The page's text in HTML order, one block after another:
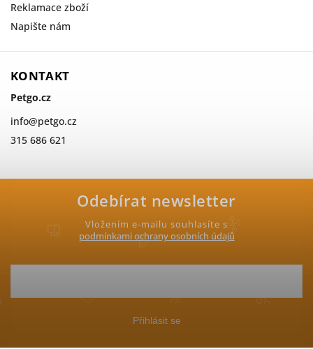
Odebírat newsletter
Vložením e-mailu souhlasíte s
podmínkami ochrany osobních údajů
Přihlásit se
Reklamace zboží
Napište nám
KONTAKT
Petgo.cz
info@petgo.cz
315 686 621